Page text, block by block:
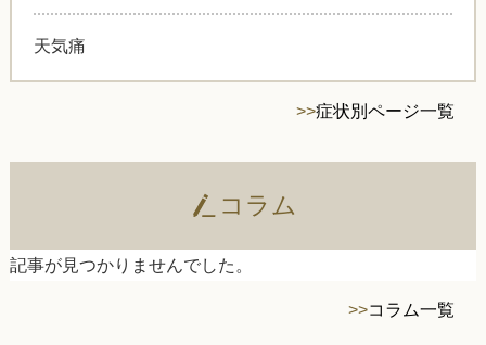
天気痛
>>症状別ページ一覧
コラム
記事が見つかりませんでした。
>>コラム一覧